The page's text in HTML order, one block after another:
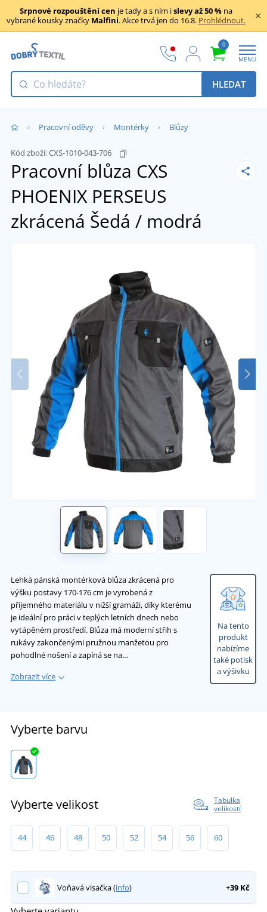
Srpnové rozpouštění cen je tady a s ním islevy až 50 % na
vybrané kousky značky Malfini. Akce trvá jen do 16.8. Prohlédnout.
0
MENU
HLEDAT
Pracovní oděvy Montérky Blůzy
Kód zboží:CXS-1010-043-706
Pracovní blůza CXS
PHOENIX PERSEUS
zkrácená Šedá / modrá
Lehká pánská montérková blůza zkrácená pro
výšku postavy 170-176 cm je vyrobená z
příjemného materiálu v nižší gramáži, díky kterému
je ideální pro práci v teplých letních dnech nebo
vytápěném prostředí. Blůza má moderní střih s
rukávy zakončenými pružnou manžetou pro
pohodlné nošení a zapíná se na…
Zobrazit více
Na tento
produkt
nabízíme
také potisk
a výšivku
Vyberte barvu
Vyberte velikost
Tabulka
velikostí
44 46 48 50 52 54 56 60
Voňavá visačka (info) +39 Kč